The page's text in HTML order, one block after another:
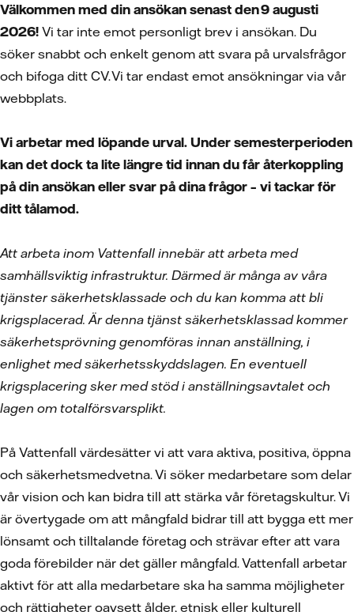
Välkommen med din ansökan senast den 9 augusti
2026! Vi tar inte emot personligt brev i ansökan. Du
söker snabbt och enkelt genom att svara på urvalsfrågor
och bifoga ditt CV. Vi tar endast emot ansökningar via vår
webbplats.
Vi arbetar med löpande urval. Under semesterperioden
kan det dock ta lite längre tid innan du får återkoppling
på din ansökan eller svar på dina frågor – vi tackar för
ditt tålamod.
Att arbeta inom Vattenfall innebär att arbeta med
samhällsviktig infrastruktur. Därmed är många av våra
tjänster säkerhetsklassade och du kan komma att bli
krigsplacerad. Är denna tjänst säkerhetsklassad kommer
säkerhetsprövning genomföras innan anställning, i
enlighet med säkerhetsskyddslagen. En eventuell
krigsplacering sker med stöd i anställningsavtalet och
lagen om totalförsvarsplikt.
På Vattenfall värdesätter vi att vara aktiva, positiva, öppna
och säkerhetsmedvetna. Vi söker medarbetare som delar
vår vision och kan bidra till att stärka vår företagskultur. Vi
är övertygade om att mångfald bidrar till att bygga ett mer
lönsamt och tilltalande företag och strävar efter att vara
goda förebilder när det gäller mångfald. Vattenfall arbetar
aktivt för att alla medarbetare ska ha samma möjligheter
och rättigheter oavsett ålder, etnisk eller kulturell